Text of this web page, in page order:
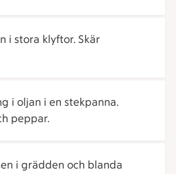
i stora klyftor. Skär
i oljan i en stekpanna.
peppar.
i grädden och blanda